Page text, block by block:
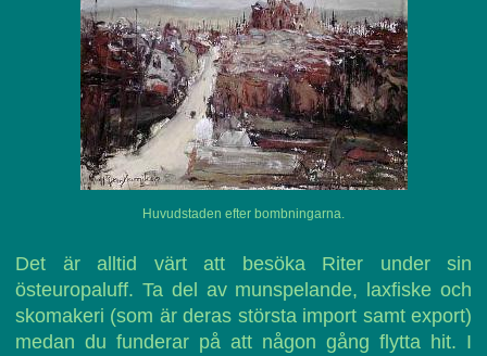
Huvudstaden efter bombningarna.
Det är alltid värt att besöka Riter under sin
östeuropaluff. Ta del av munspelande, laxfiske och
skomakeri (som är deras största import samt export)
medan du funderar på att någon gång flytta hit. I